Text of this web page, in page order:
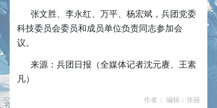
张文胜、李永红、万平、杨宏斌，兵团党委
科技委员会委员和成员单位负责同志参加会
议。
来源：兵团日报（全媒体记者沈元赓、王素
凡）
作者： 编辑：张丽